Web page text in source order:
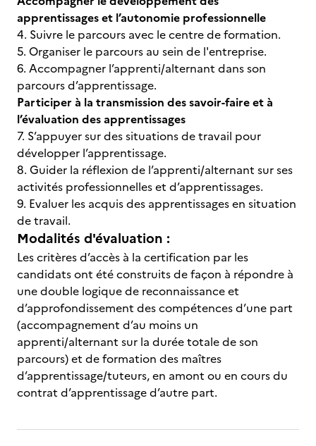
apprentissages et l’autonomie professionnelle
4. Suivre le parcours avec le centre de formation.
5. Organiser le parcours au sein de l'entreprise.
6. Accompagner l’apprenti/alternant dans son
parcours d’apprentissage.
Participer à la transmission des savoir-faire et à
l’évaluation des apprentissages
7. S’appuyer sur des situations de travail pour
développer l’apprentissage.
8. Guider la réflexion de l’apprenti/alternant sur ses
activités professionnelles et d’apprentissages.
9. Evaluer les acquis des apprentissages en situation
de travail.
Modalités d'évaluation :
Les critères d’accès à la certification par les
candidats ont été construits de façon à répondre à
une double logique de reconnaissance et
d’approfondissement des compétences d’une part
(accompagnement d’au moins un
apprenti/alternant sur la durée totale de son
parcours) et de formation des maîtres
d’apprentissage/tuteurs, en amont ou en cours du
contrat d’apprentissage d’autre part.